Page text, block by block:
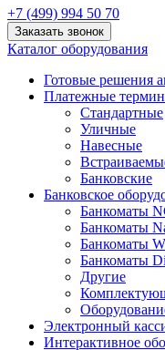
+7 (499) 994 50 70
Заказать звонок
Каталог оборудования
Готовые решения
Платежные
Стандартные
Уличные
Навесные
Банковские
Банковское
Банкоматы
Банкоматы
Банкоматы
Банкоматы
Другие
Электронный
Интерактивное